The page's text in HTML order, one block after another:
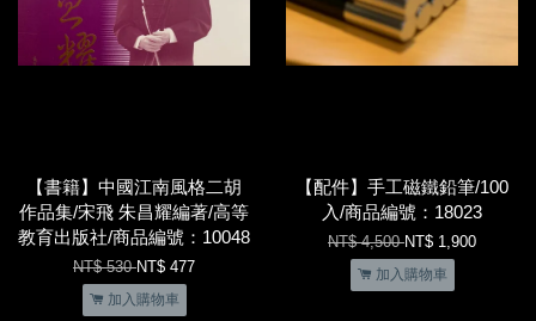
【書籍】中國江南風格二胡
作品集/宋飛 朱昌耀編著/高等
教育出版社/商品編號：10048
NT$ 530NT$ 477
加入購物車
【配件】手工磁鐵鉛筆/100
入/商品編號：18023
NT$ 4,500NT$ 1,900
加入購物車